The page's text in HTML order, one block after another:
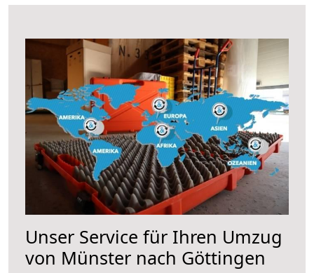
Unser Service für Ihren Umzug
von Münster nach Göttingen